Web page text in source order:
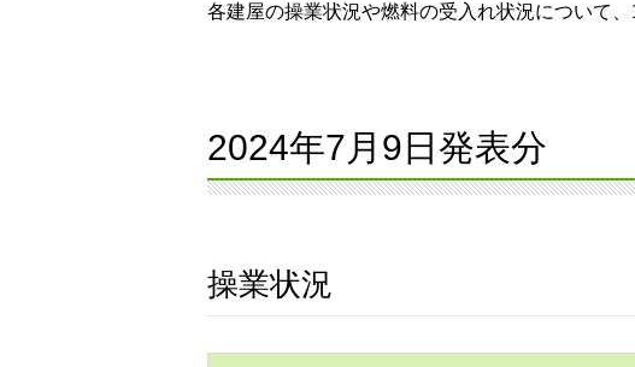
各建屋の操業状況や燃料の受入れ状況について
2024年7月9日発表分
操業状況